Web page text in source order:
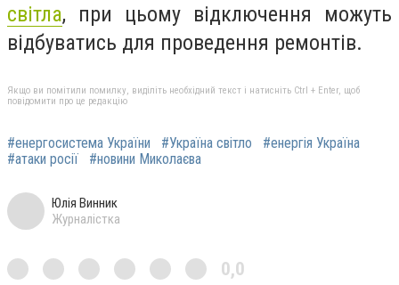
світла, при цьому відключення можуть
відбуватись для проведення ремонтів.
Якщо ви помітили помилку, виділіть необхідний текст і натисніть Ctrl + Enter, щоб
повідомити про це редакцію
#енергосистема України #Україна світло
#енергія Україна
#атаки росії
#новини Миколаєва
Юлія Винник
Журналістка
0,0